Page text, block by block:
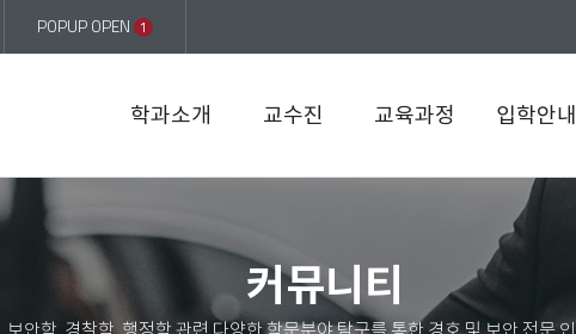
POPUP OPEN 1
학과소개 교수진 교육과정 입학안내
커뮤니티